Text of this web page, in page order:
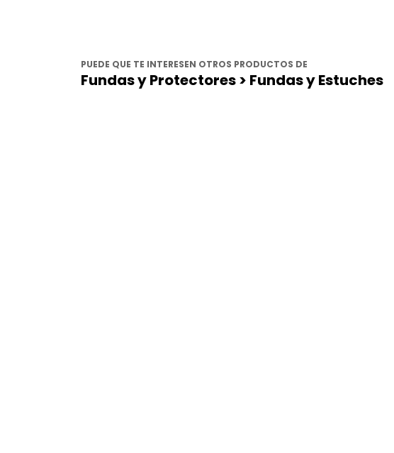
PUEDE QUE TE INTERESEN OTROS PRODUCTOS DE
Fundas y Protectores > Fundas y Estuches